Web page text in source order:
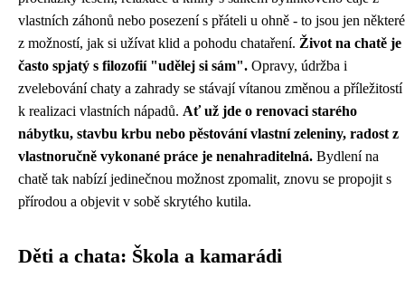
vlastních záhonů nebo posezení s přáteli u ohně - to jsou jen některé
z možností, jak si užívat klid a pohodu chataření. Život na chatě je
často spjatý s filozofií "udělej si sám". Opravy, údržba i
zvelebování chaty a zahrady se stávají vítanou změnou a příležitostí
k realizaci vlastních nápadů. Ať už jde o renovaci starého
nábytku, stavbu krbu nebo pěstování vlastní zeleniny, radost z
vlastnoručně vykonané práce je nenahraditelná. Bydlení na
chatě tak nabízí jedinečnou možnost zpomalit, znovu se propojit s
přírodou a objevit v sobě skrytého kutila.
Děti a chata: Škola a kamarádi